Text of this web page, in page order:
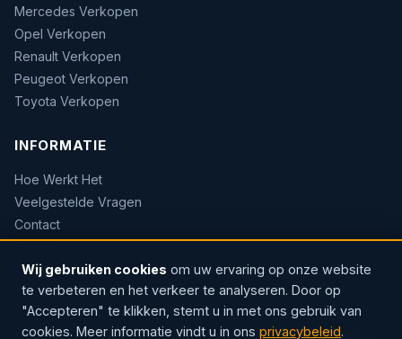
Mercedes Verkopen
Opel Verkopen
Renault Verkopen
Peugeot Verkopen
Toyota Verkopen
INFORMATIE
Hoe Werkt Het
Veelgestelde Vragen
Contact
© 2026 AUTOWOW — Erkend handelaar · Sinds 2004 · Rozenlaan
Wij gebruiken cookies om uw ervaring op onze website
te verbeteren en het verkeer te analyseren. Door op
"Accepteren" te klikken, stemt u in met ons gebruik van
cookies. Meer informatie vindt u in ons privacybeleid.